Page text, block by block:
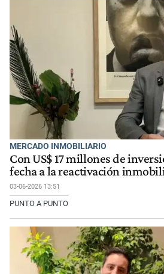
MERCADO INMOBILIARIO
Con US$ 17 millones de
fecha a la reactivación
03-06-2026 13:51
PUNTO A PUNTO